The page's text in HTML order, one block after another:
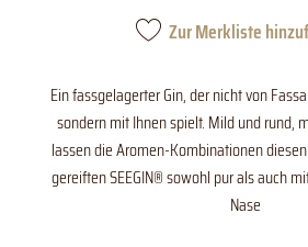
Zur Merkliste
Ein fassgelagerter Gin, der nicht von
sondern mit Ihnen spielt. Mild und rund,
lassen die Aromen-Kombinationen
gereiften SEEGIN® sowohl pur als auch
Nase